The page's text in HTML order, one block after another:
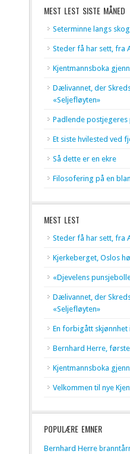
MEST LEST SISTE MÅNED
Seterminne langs
Steder få har sett, fra
Kjentmannsboka
Dælivannet, der
«Seljefløyten»
Padlende postjegeres
Et siste hvilested ved
Så dette er en ekre
Filosofering på en
MEST LEST
Steder få har sett, fra
Kjerkeberget, Oslos
«Djevelens
Dælivannet, der
«Seljefløyten»
En forbigått skjønnhet
Bernhard Herre,
Kjentmannsboka
Velkommen til nye
POPULÆRE EMNER
Bernhard Herre